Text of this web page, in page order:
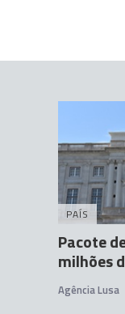
PAÍS
Pacote
milhões
Agência Lusa